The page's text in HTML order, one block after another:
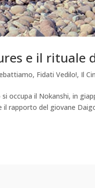
e il rituale
, Fidati Vedilo!, Il
occupa il Nokanshi, in
rapporto del giovane